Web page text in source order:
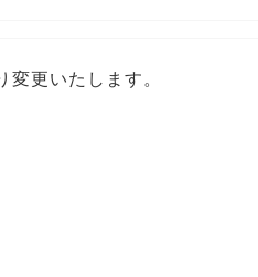
更いたします。